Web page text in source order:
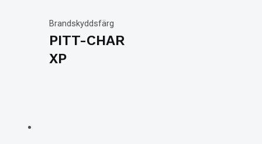
Brandskyddsfärg
PITT-CHAR
XP